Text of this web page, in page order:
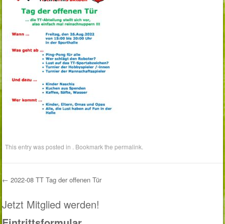
This entry was posted in . Bookmark thepermalink
Post navigation
← 2022-08 TT Tag der offenen Tür
Jetzt Mitglied werden!